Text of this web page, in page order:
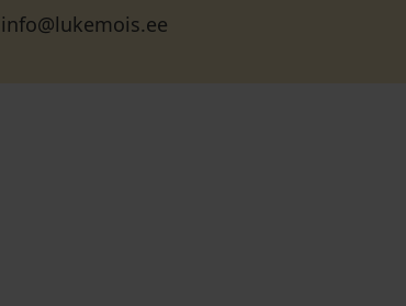
info@lukemois.ee